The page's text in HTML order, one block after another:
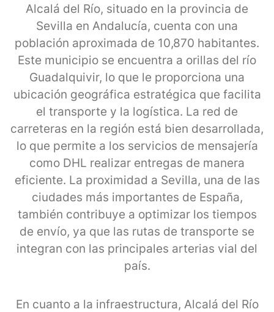
Alcalá del Río, situado en la provincia de
Sevilla en Andalucía, cuenta con una
población aproximada de 10,870 habitantes.
Este municipio se encuentra a orillas del río
Guadalquivir, lo que le proporciona una
ubicación geográfica estratégica que facilita
el transporte y la logística. La red de
carreteras en la región está bien desarrollada,
lo que permite a los servicios de mensajería
como DHL realizar entregas de manera
eficiente. La proximidad a Sevilla, una de las
ciudades más importantes de España,
también contribuye a optimizar los tiempos
de envío, ya que las rutas de transporte se
integran con las principales arterias vial del
país.
En cuanto a la infraestructura, Alcalá del Río